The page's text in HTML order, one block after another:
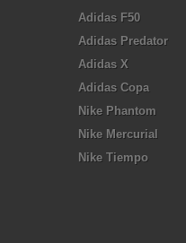
Adidas F50
Adidas Predator
Adidas X
Adidas Copa
Nike Phantom
Nike Mercurial
Nike Tiempo